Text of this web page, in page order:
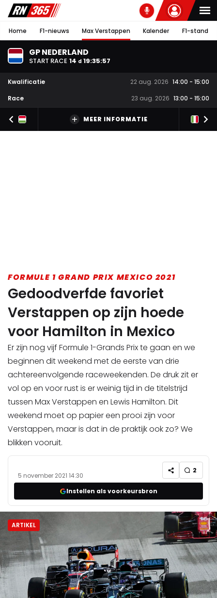
Home F1-nieuws Max Verstappen Kalender F1-stand
GP NEDERLAND
START RACE 14 d 19:35:56
Kwalificatie 22 aug. 2026 14:00 - 15:00
Race
23 aug. 2026 13:00 - 15:00
MEER INFORMATIE
FORMULE 1 GRAND PRIX MEXICO 2021
Gedoodverfde favoriet
Verstappen op zijn hoede
voor Hamilton in Mexico
Er zijn nog vijf Formule 1-Grands Prix te gaan en we
beginnen dit weekend met de eerste van drie
achtereenvolgende raceweekenden. De druk zit er
vol op en voor rust is er weinig tijd in de titelstrijd
tussen Max Verstappen en Lewis Hamilton. Dit
weekend moet op papier een prooi zijn voor
Verstappen, maar is dat in de praktijk ook zo? We
blikken vooruit.
5 november 2021 14:30
2
Instellen als voorkeursbron
ARTIKEL